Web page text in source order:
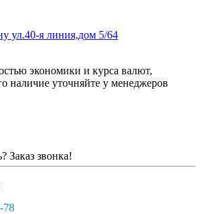
ул.40-я линия,дом 5/64
экономики и курса валют,
наличие уточняйте у менеджеров
Заказ звонка!
78